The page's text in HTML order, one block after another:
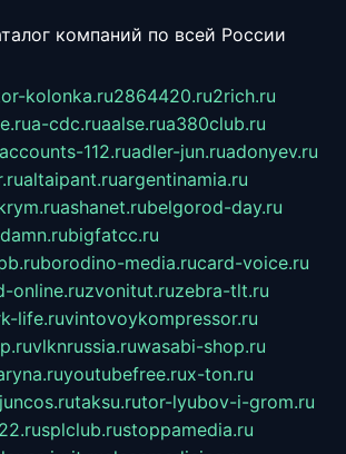
компаний по всей России
kolonka.ru2864420.ru2rich.ru
a-cdc.ruaalse.rua380club.ru
accounts-112.ruadler-jun.ruadonyev.ru
altaipant.ruargentinamia.ru
ashanet.rubelgorod-day.ru
bigfatcc.ru
borodino-media.rucard-voice.ru
online.ruzvonitut.ruzebra-tlt.ru
life.ruvintovoykompressor.ru
vlknrussia.ruwasabi-shop.ru
youtubefree.rux-ton.ru
taksu.rutor-lyubov-i-grom.ru
splclub.rustoppamedia.ru